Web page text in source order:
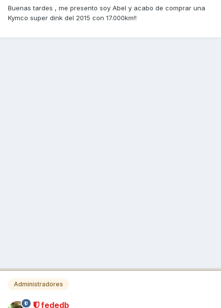
Buenas tardes , me presento soy Abel y acabo de comprar una
Kymco super dink del 2015 con 17.000km!!
Administradores
fededb